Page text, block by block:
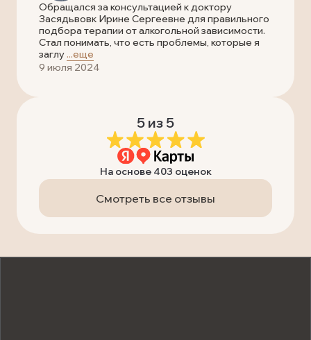
Обращался за консультацией к доктору
Засядьвовк Ирине Сергеевне для правильного
подбора терапии от алкогольной зависимости.
Стал понимать, что есть проблемы, которые я
заглу ...еще
9 июля 2024
5 из 5
На основе 403 оценок
Смотреть все отзывы